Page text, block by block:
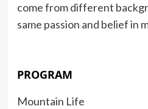
come from different
same passion and belief in
PROGRAM
Mountain Life